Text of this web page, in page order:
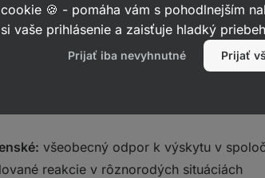
sa opakujúce pocit smútku a
voľnočasových aktivít, partnerského a
všeobecný odpor k výskytu v
reakcie v rôznorodých situáciách
🍪 - pomáha vám s pohodlnejším
vaše prihlásenie a zaisťuje hladký
Prijať iba nevyhnutné Prijať